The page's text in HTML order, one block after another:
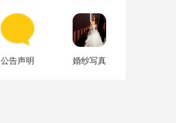
公告声明 婚纱写真